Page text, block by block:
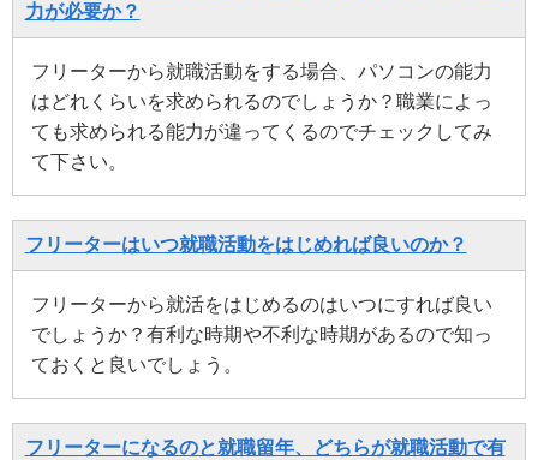
力が必要か？
フリーターから就職活動をする場合、パソコンの能力
はどれくらいを求められるのでしょうか？職業によっ
ても求められる能力が違ってくるのでチェックしてみ
て下さい。
フリーターはいつ就職活動をはじめれば良いのか？
フリーターから就活をはじめるのはいつにすれば良い
でしょうか？有利な時期や不利な時期があるので知っ
ておくと良いでしょう。
フリーターになるのと就職留年、どちらが就職活動で有